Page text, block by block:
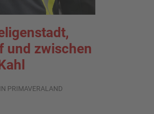
und zwischen
PRIMAVERALAND